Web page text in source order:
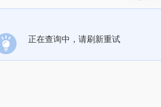
正在查询中，请刷新重试